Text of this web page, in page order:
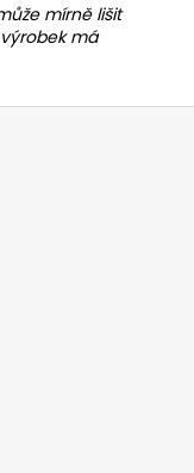
mírně lišit
má